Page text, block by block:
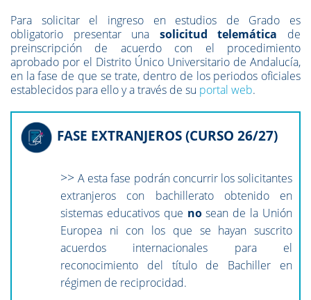
Para solicitar el ingreso en estudios de Grado es
obligatorio presentar una solicitud telemática de
preinscripción de acuerdo con el procedimiento
aprobado por el Distrito Único Universitario de Andalucía,
en la fase de que se trate, dentro de los periodos oficiales
establecidos para ello y a través de su portal web.
FASE EXTRANJEROS (CURSO 26/27)
>>A esta fase podrán concurrir los solicitantes
extranjeros con bachillerato obtenido en
sistemas educativos que nosean de la Unión
Europea ni con los que se hayan suscrito
acuerdos internacionales para el
reconocimiento del título de Bachiller en
régimen de reciprocidad.